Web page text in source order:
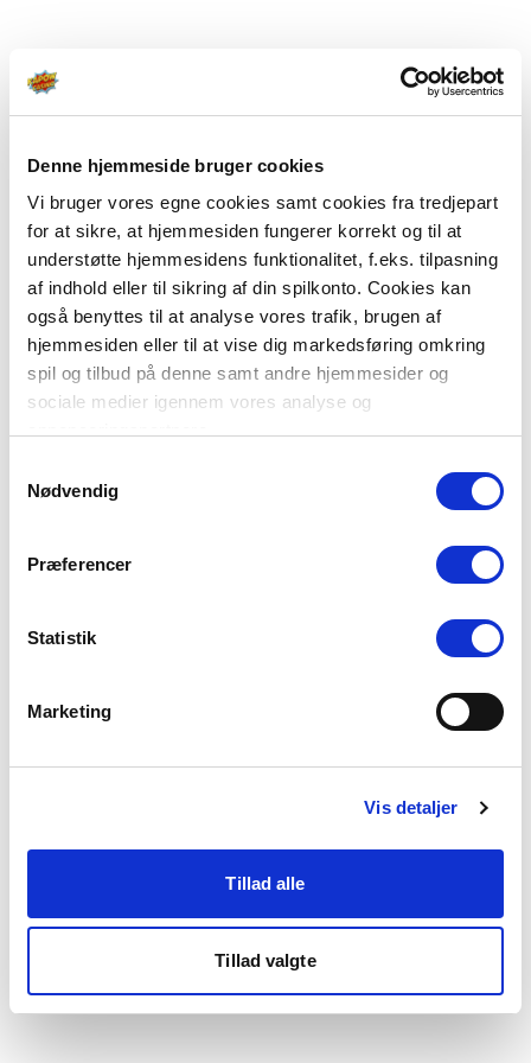
Denne hjemmeside bruger cookies
Vi bruger vores egne cookies samt cookies fra tredjepart
for at sikre, at hjemmesiden fungerer korrekt og til at
understøtte hjemmesidens funktionalitet, f.eks. tilpasning
af indhold eller til sikring af din spilkonto. Cookies kan
også benyttes til at analyse vores trafik, brugen af
hjemmesiden eller til at vise dig markedsføring omkring
spil og tilbud på denne samt andre hjemmesider og
sociale medier igennem vores analyse og
Du kan læse mere om vores brug af cookies under
"Detaljer" eller ved at klikke videre til vores Cookiepolitik,
Nødvendig
Præferencer
Statistik
Marketing
Vis detaljer
Tillad alle
Tillad valgte